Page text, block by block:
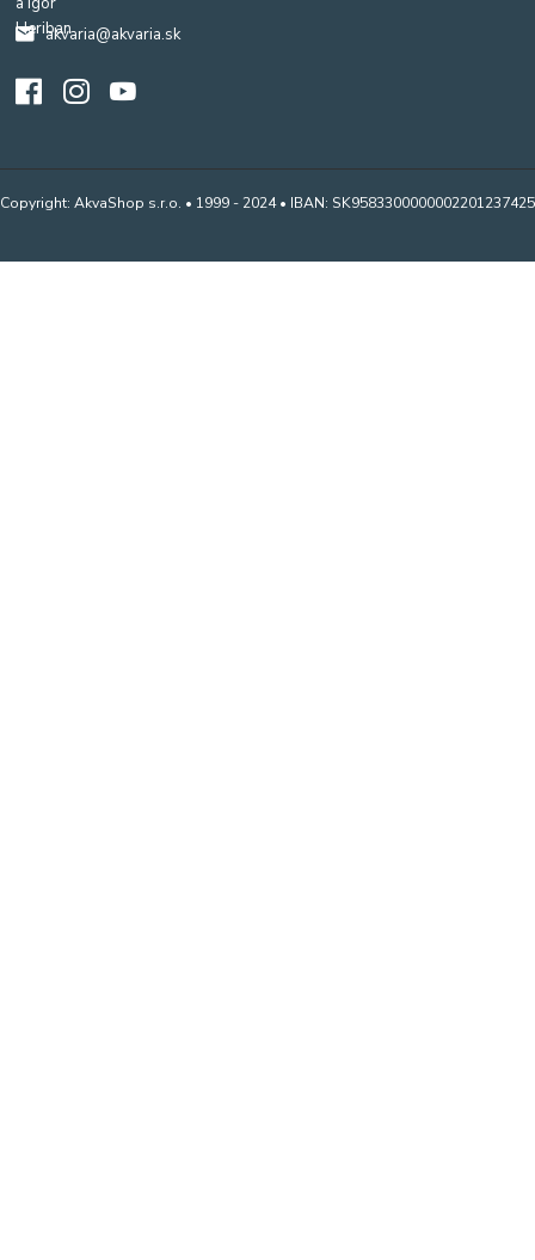
akvaria@akvaria.sk
Copyright: AkvaShop s.r.o. • 1999 - 2024 • IBAN: SK9583300000002201237425